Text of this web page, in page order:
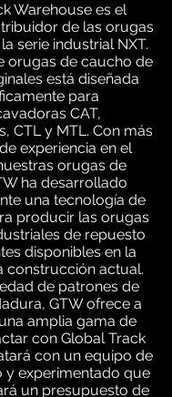
Warehouse es el
de las orugas
serie industrial NXT.
orugas de caucho de
está diseñada
para
CAT,
CTL y MTL. Con más
experiencia en el
orugas de
ha desarrollado
una tecnología de
producir las orugas
de repuesto
disponibles en la
construcción actual.
de patrones de
GTW ofrece a
amplia gama de
con Global Track
con un equipo de
y experimentado que
un presupuesto de